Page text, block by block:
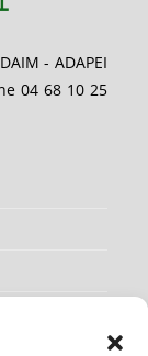
- ADAPEI
04 68 10 25